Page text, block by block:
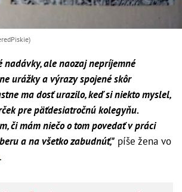
nadávky, ale naozaj nepríjemné
urážky a výrazy spojené skôr
ma dosť urazilo, keď si niekto myslel,
pre päťdesiatročnú kolegyňu.
či mám niečo o tom povedať v práci
a na všetko zabudnúť," píše žena vo
.